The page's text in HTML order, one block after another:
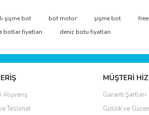
Bu ürüne ilk yorumu siz
Yorum Yaz
şişme bot bot motor şişme bot
botlar fiyatları deniz botu fiyatları
Alışveriş
Teslimat
MÜŞTERİ
Garanti Şartları
Gizlilik ve